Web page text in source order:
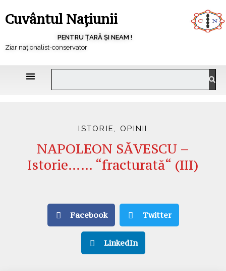
Cuvântul Națiunii
PENTRU ȚARĂ ȘI NEAM !
Ziar naționalist-conservator
ISTORIE, OPINII
NAPOLEON SĂVESCU –
Istorie…… “fracturată“ (III)
Facebook Twitter
LinkedIn